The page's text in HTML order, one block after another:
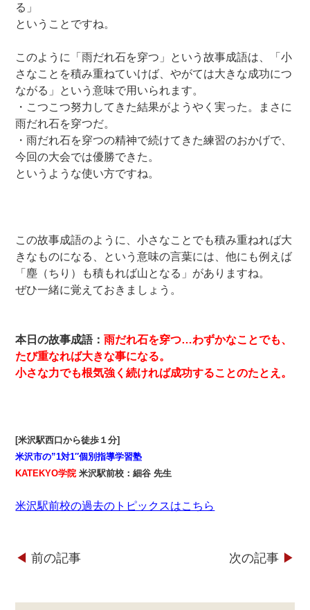
る」
ということですね。
このように「雨だれ石を穿つ」という故事成語は、「小
さなことを積み重ねていけば、やがては大きな成功につ
ながる」という意味で用いられます。
・こつこつ努力してきた結果がようやく実った。まさに
雨だれ石を穿つだ。
・雨だれ石を穿つの精神で続けてきた練習のおかげで、
今回の大会では優勝できた。
というような使い方ですね。
この故事成語のように、小さなことでも積み重ねれば大
きなものになる、という意味の言葉には、他にも例えば
「塵（ちり）も積もれば山となる」がありますね。
ぜひ一緒に覚えておきましょう。
本日の故事成語：雨だれ石を穿つ…わずかなことでも、
たび重なれば大きな事になる。
小さな力でも根気強く続ければ成功することのたとえ。
[米沢駅西口から徒歩１分]
米沢市の”1対1″個別指導学習塾
KATEKYO学院 米沢駅前校：細谷 先生
米沢駅前校の過去のトピックスはこちら
◀︎ 前の記事 次の記事 ▶︎